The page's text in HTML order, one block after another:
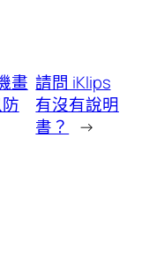
畫 請問 iKlips
有沒有說明
書？
→